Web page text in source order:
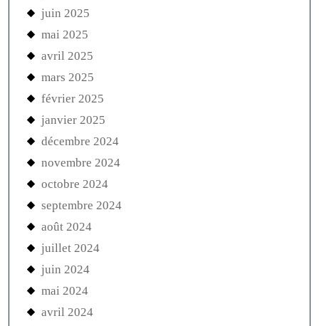
juin 2025
mai 2025
avril 2025
mars 2025
février 2025
janvier 2025
décembre 2024
novembre 2024
octobre 2024
septembre 2024
août 2024
juillet 2024
juin 2024
mai 2024
avril 2024